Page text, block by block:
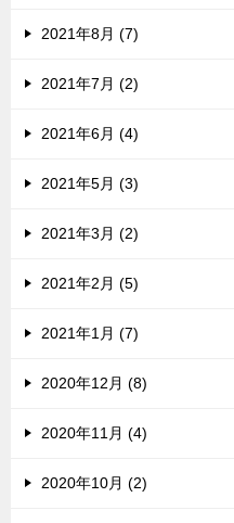
2021年8月 (7)
2021年7月 (2)
2021年6月 (4)
2021年5月 (3)
2021年3月 (2)
2021年2月 (5)
2021年1月 (7)
2020年12月 (8)
2020年11月 (4)
2020年10月 (2)